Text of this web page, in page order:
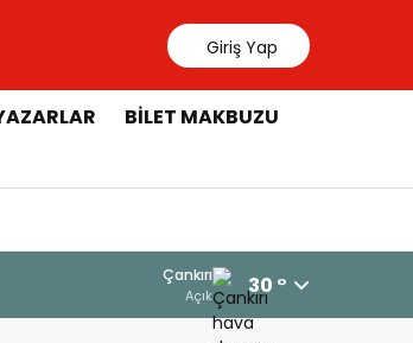
Giriş Yap
BILET MAKBUZU
Çankırı
Açık 30 °